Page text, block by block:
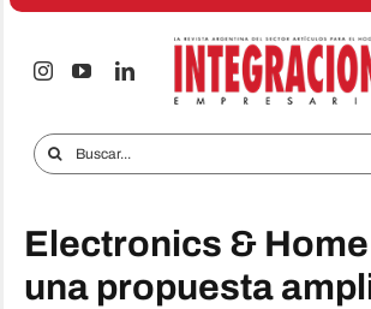
Saltar
Audio & TV
iTECNO
Buscar:
Electronics &
una propuesta